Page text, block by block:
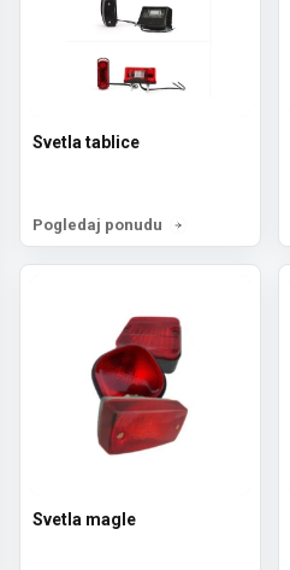
Svetla tablice
Pogledaj ponudu
Svetla magle